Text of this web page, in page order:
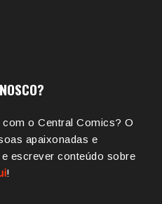
o Central Comics? O
apaixonadas e
escrever conteúdo sobre
!